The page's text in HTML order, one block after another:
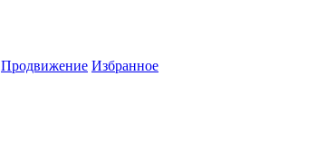
Продвижение Избранное